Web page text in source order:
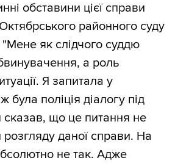
обставини цієї справи
районного суду
як слідчого суддю
а роль
Я запитала у
була поліція діалогу під
сказав, що це питання не
даної справи. На
не так. Адже